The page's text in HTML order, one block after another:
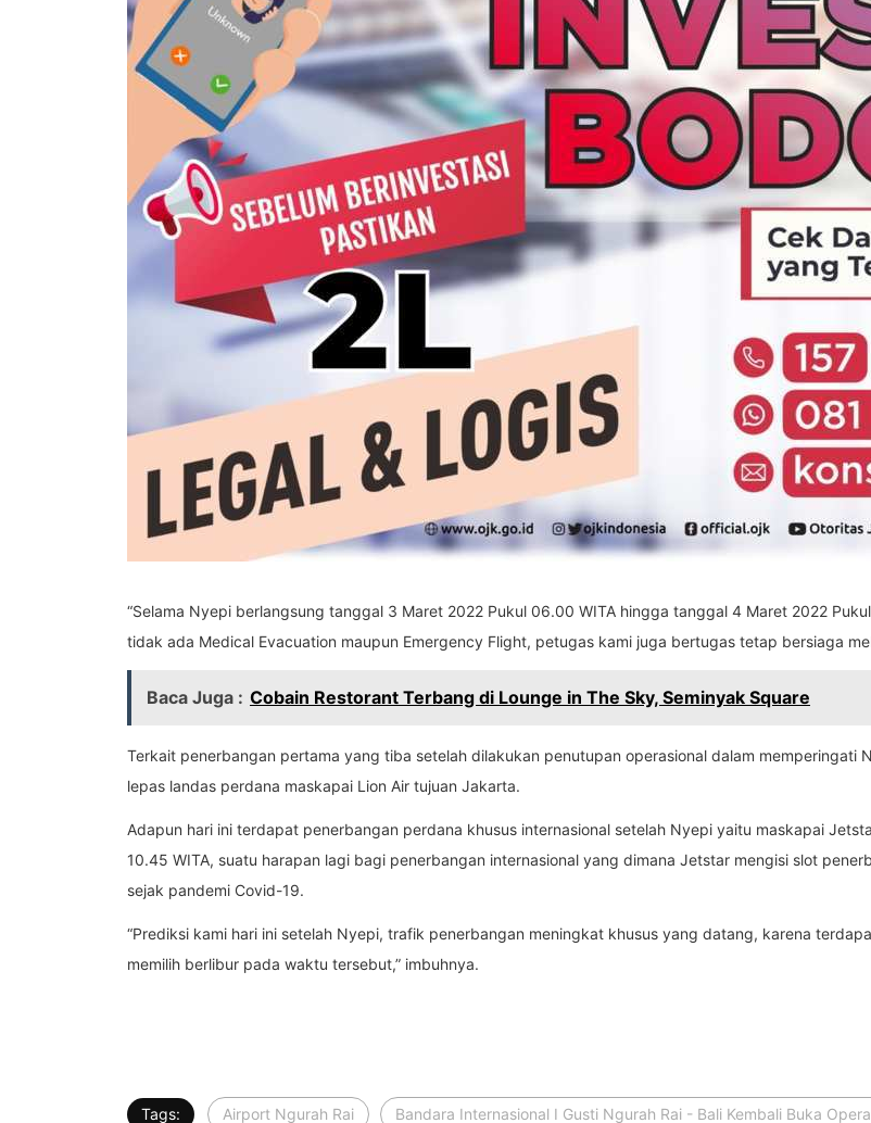
“Selama Nyepi berlangsung tanggal 3 Maret 2022 Pukul 06.00 WITA hingga tanggal 4 Maret 2022
tidak ada Medical Evacuation maupun Emergency Flight, petugas kami juga bertugas tetap bersiaga
Baca Juga : Cobain Restorant Terbang di Lounge in The Sky, Seminyak Square
Terkait penerbangan pertama yang tiba setelah dilakukan penutupan operasional dalam
lepas landas perdana maskapai Lion Air tujuan Jakarta.
Adapun hari ini terdapat penerbangan perdana khusus internasional setelah Nyepi yaitu maskapai
10.45 WITA, suatu harapan lagi bagi penerbangan internasional yang dimana Jetstar mengisi slot
sejak pandemi Covid-19.
“Prediksi kami hari ini setelah Nyepi, trafik penerbangan meningkat khusus yang datang, karena
memilih berlibur pada waktu tersebut,” imbuhnya.
Tags: Airport Ngurah Rai Bandara Internasional I Gusti Ngurah Rai - Bali Kembali Buka